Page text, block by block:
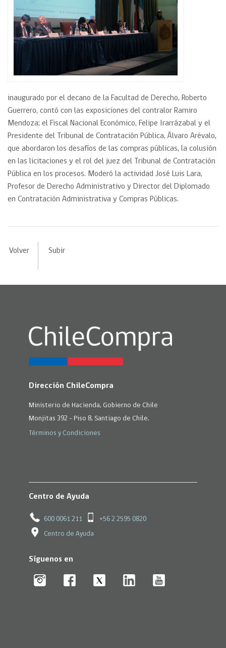
inaugurado por el decano de la Facultad de Derecho, Roberto
Guerrero, contó con las exposiciones del contralor Ramiro
Mendoza; el Fiscal Nacional Económico, Felipe Irarrázabal y el
Presidente del Tribunal de Contratación Pública, Álvaro Arévalo,
que abordaron los desafíos de las compras públicas, la colusión
en las licitaciones y el rol del juez del Tribunal de Contratación
Pública en los procesos. Moderó la actividad José Luis Lara,
Profesor de Derecho Administrativo y Director del Diplomado
en Contratación Administrativa y Compras Públicas.
Volver Subir
Dirección ChileCompra
Ministerio de Hacienda, Gobierno de Chile
Monjitas 392 - Piso 8, Santiago de Chile.
Términos y Condiciones
Centro de Ayuda
600 0061 211 +56 2 2595 0820
Centro de Ayuda
Síguenos en